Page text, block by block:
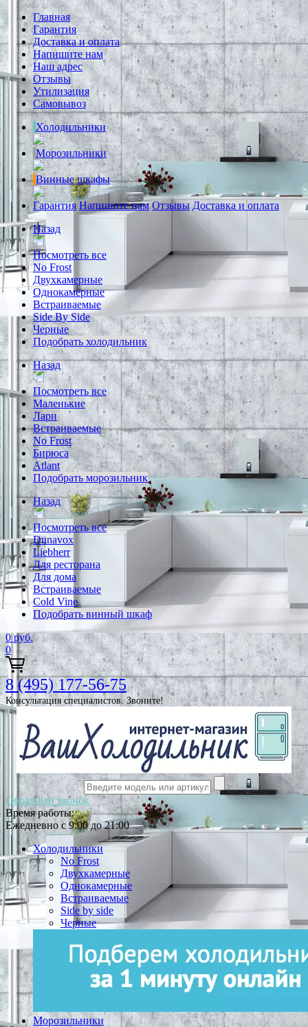
Главная
Гарантия
Доставка и оплата
Напишите нам
Наш адрес
Отзывы
Утилизация
Самовывоз
Холодильники
Морозильники
Винные шкафы
Гарантия Напишите нам Отзывы Доставка и оплата
Назад
Посмотреть все
No Frost
Двухкамерные
Однокамерные
Встраиваемые
Side By Side
Черные
Подобрать холодильник
Назад
Посмотреть все
Маленькие
Лари
Встраиваемые
No Frost
Бирюса
Atlant
Подобрать морозильник
Назад
Посмотреть все
Dunavox
Liebherr
Для ресторана
Для дома
Встраиваемые
Cold Vine
Подобрать винный шкаф
0 руб.
0
8 (495) 177-56-75
Консультация специалистов. Звоните!
Обратный звонок
Время работы:
Ежедневно с 9:00 до 21:00
Холодильники
No Frost
Двухкамерные
Однокамерные
Встраиваемые
Side by side
Черные
Морозильники